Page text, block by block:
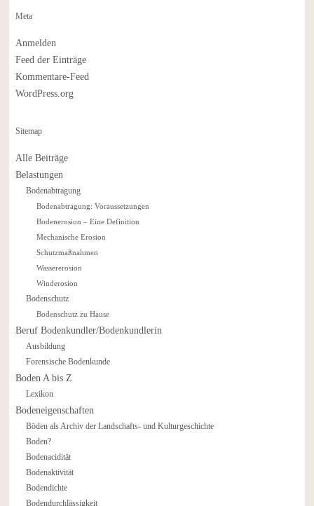
Meta
Anmelden
Feed der Einträge
Kommentare-Feed
WordPress.org
Sitemap
Alle Beiträge
Belastungen
Bodenabtragung
Bodenabtragung: Voraussetzungen
Bodenerosion – Eine Definition
Mechanische Erosion
Schutzmaßnahmen
Wassererosion
Winderosion
Bodenschutz
Bodenschutz zu Hause
Beruf Bodenkundler/Bodenkundlerin
Ausbildung
Forensische Bodenkunde
Boden A bis Z
Lexikon
Bodeneigenschaften
Böden als Archiv der Landschafts- und Kulturgeschichte
Boden?
Bodenacidität
Bodenaktivität
Bodendichte
Bodendurchlässigkeit